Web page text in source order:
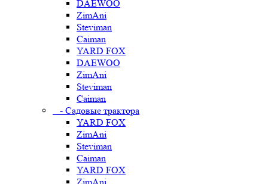
DAEWOO
ZimAni
Steviman
Caiman
YARD FOX
DAEWOO
ZimAni
Steviman
Caiman
- Садовые трактора
YARD FOX
ZimAni
Steviman
Caiman
YARD FOX